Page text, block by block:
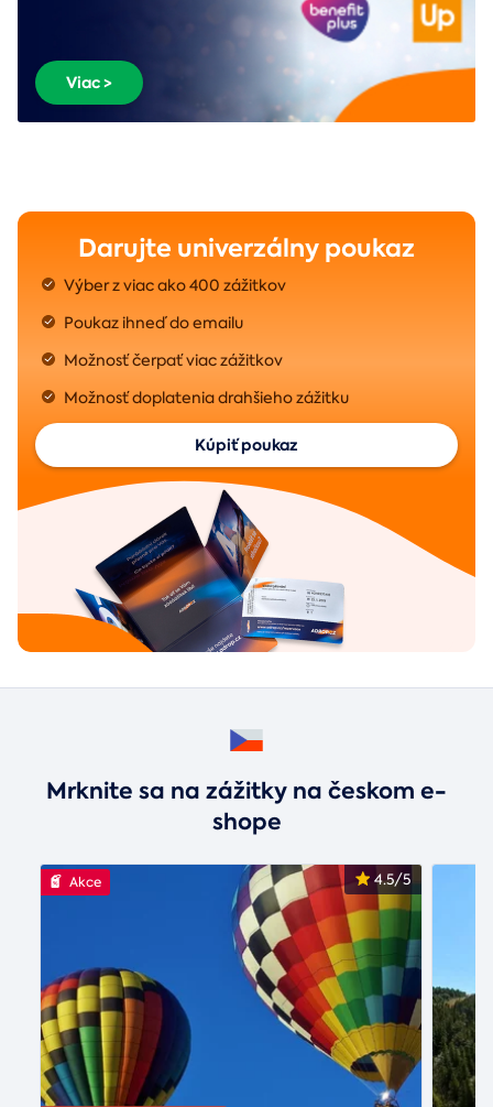
Viac >
Darujte univerzálny poukaz
Výber z viac ako 400 zážitkov
Poukaz ihneď do emailu
Možnosť čerpať viac zážitkov
Možnosť doplatenia drahšieho zážitku
Kúpiť poukaz
Mrknite sa na zážitky na českom e-
shope
4.5/5
Akce